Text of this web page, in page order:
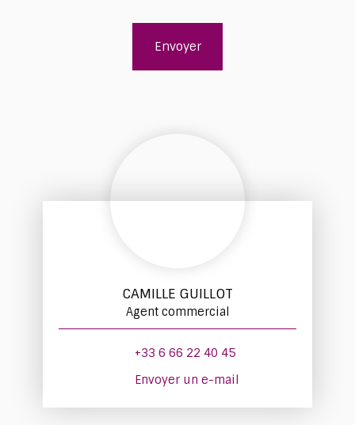
Envoyer
CAMILLE GUILLOT
Agent commercial
+33 6 66 22 40 45
Envoyer un e-mail